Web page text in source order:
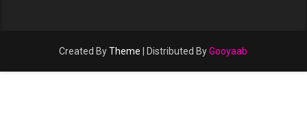
Created ByTheme | Distributed ByGooyaab